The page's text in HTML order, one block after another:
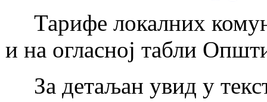
Тарифе локалних
и на огласној табли
За детаљан увид у